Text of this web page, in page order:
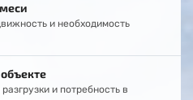
и необходимость
и потребность в